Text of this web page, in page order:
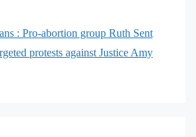
: Pro-abortion group Ruth Sent
protests against Justice Amy